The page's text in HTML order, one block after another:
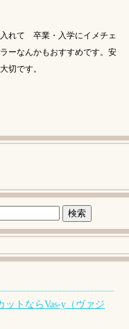
れて 卒業・入学にイメチェ
ーなんかもおすすめです。安
切です。
トならVas-y（ヴァジ